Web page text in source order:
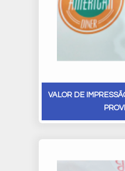
VALOR DE